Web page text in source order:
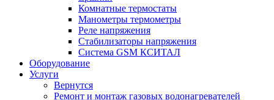
Комнатные термостаты
Манометры термометры
Реле напряжения
Стабилизаторы напряжения
Система GSM КСИТАЛ
Оборудование
Услуги
Вернутся
Ремонт и монтаж газовых водонагревателей